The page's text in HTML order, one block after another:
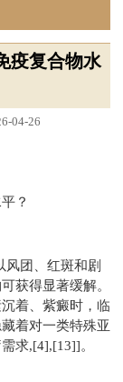
疫复合物水
04-26
？
风团、红斑和剧
获得显著缓解。
着、紫癜时，临
着对一类特殊亚
求,[4],[13]]。